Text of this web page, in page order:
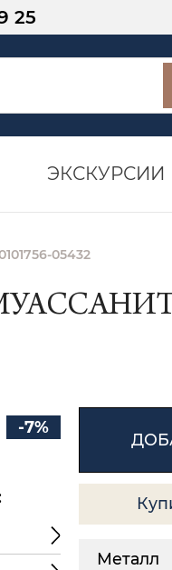
25
ЭКСКУРСИИ
05432
-7%
Металл